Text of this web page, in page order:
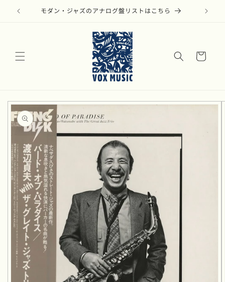
ンツに
モダン・ジャズのアナログ盤リストはこちら
ー
商品情
報にス
キップ